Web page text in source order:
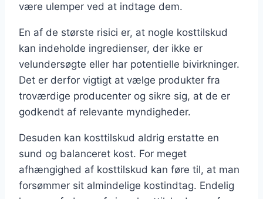
være ulemper ved at indtage dem.
En af de største risici er, at nogle kosttilskud
kan indeholde ingredienser, der ikke er
velundersøgte eller har potentielle bivirkninger.
Det er derfor vigtigt at vælge produkter fra
troværdige producenter og sikre sig, at de er
godkendt af relevante myndigheder.
Desuden kan kosttilskud aldrig erstatte en
sund og balanceret kost. For meget
afhængighed af kosttilskud kan føre til, at man
forsømmer sit almindelige kostindtag. Endelig